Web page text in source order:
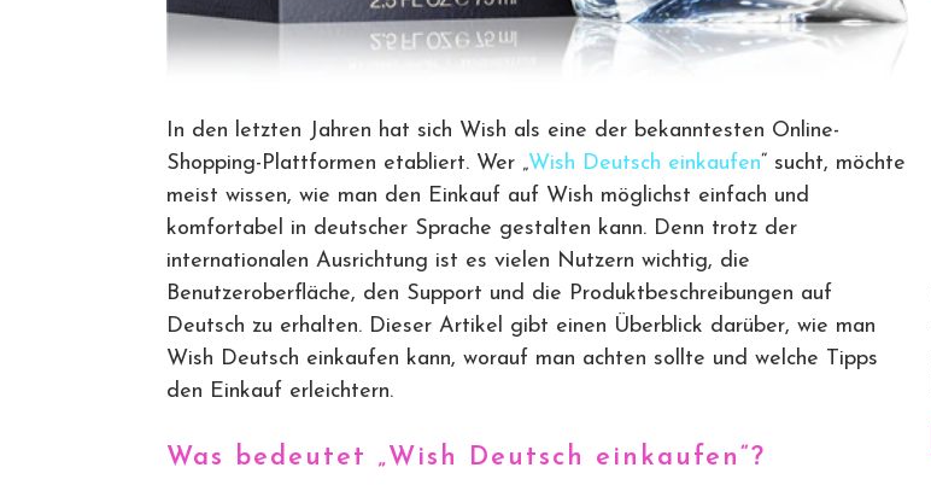
In den letzten Jahren hat sich Wish als eine der bekanntesten Online-
Shopping-Plattformen etabliert. Wer „Wish Deutsch einkaufen“ sucht, möchte
meist wissen, wie man den Einkauf auf Wish möglichst einfach und
komfortabel in deutscher Sprache gestalten kann. Denn trotz der
internationalen Ausrichtung ist es vielen Nutzern wichtig, die
Benutzeroberfläche, den Support und die Produktbeschreibungen auf
Deutsch zu erhalten. Dieser Artikel gibt einen Überblick darüber, wie man
Wish Deutsch einkaufen kann, worauf man achten sollte und welche Tipps
den Einkauf erleichtern.
Was bedeutet „Wish Deutsch einkaufen“?